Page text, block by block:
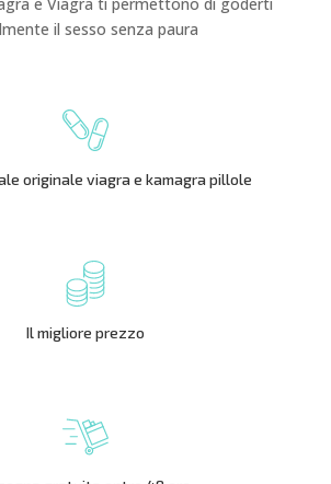
e Viagra ti permettono di goderti
il sesso senza paura
originale viagra e kamagra pillole
Il migliore prezzo